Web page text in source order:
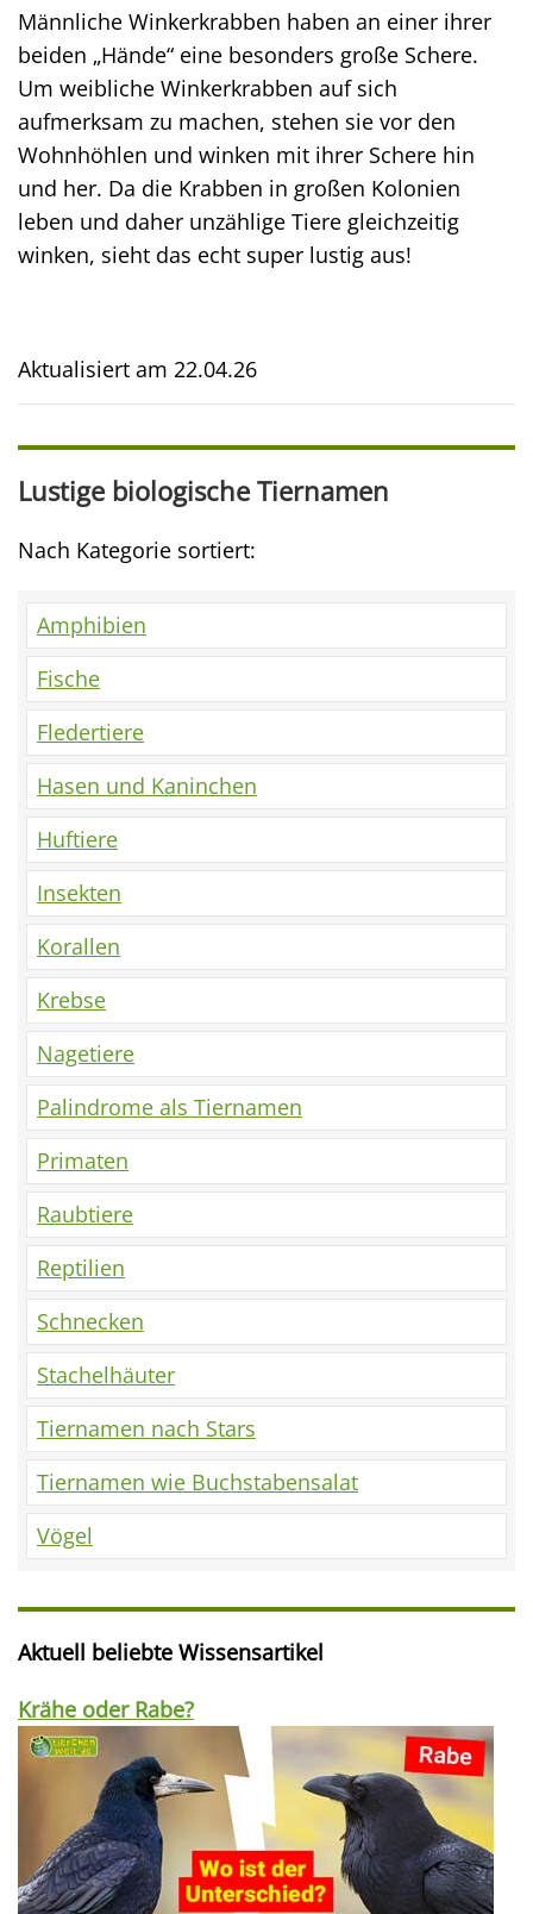
Männliche Winkerkrabben haben an einer ihrer
beiden „Hände“ eine besonders große Schere.
Um weibliche Winkerkrabben auf sich
aufmerksam zu machen, stehen sie vor den
Wohnhöhlen und winken mit ihrer Schere hin
und her. Da die Krabben in großen Kolonien
leben und daher unzählige Tiere gleichzeitig
winken, sieht das echt super lustig aus!
Aktualisiert am 22.04.26
Lustige biologische Tiernamen
Nach Kategorie sortiert:
Amphibien
Fische
Fledertiere
Hasen und Kaninchen
Huftiere
Insekten
Korallen
Krebse
Nagetiere
Palindrome als Tiernamen
Primaten
Raubtiere
Reptilien
Schnecken
Stachelhäuter
Tiernamen nach Stars
Tiernamen wie Buchstabensalat
Vögel
Aktuell beliebte Wissensartikel
Krähe oder Rabe?